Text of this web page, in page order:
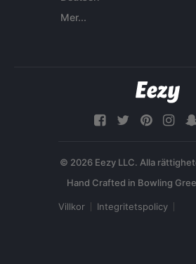
Mer...
© 2026 Eezy LLC. Alla
Villkor Integritetspolicy